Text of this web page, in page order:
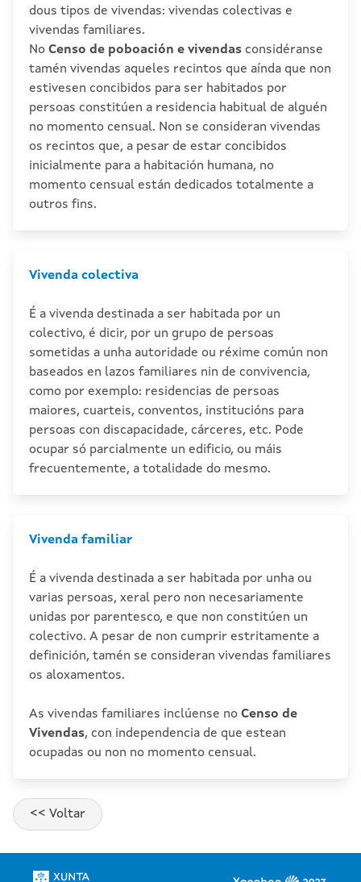
dous tipos de vivendas: vivendas colectivas e
vivendas familiares.
No Censo de poboación e vivendas considéranse
tamén vivendas aqueles recintos que aínda que non
estivesen concibidos para ser habitados por
persoas constitúen a residencia habitual de alguén
no momento censual. Non se consideran vivendas
os recintos que, a pesar de estar concibidos
inicialmente para a habitación humana, no
momento censual están dedicados totalmente a
outros fins.
Vivenda colectiva
É a vivenda destinada a ser habitada por un
colectivo, é dicir, por un grupo de persoas
sometidas a unha autoridade ou réxime común non
baseados en lazos familiares nin de convivencia,
como por exemplo: residencias de persoas
maiores, cuarteis, conventos, institucións para
persoas con discapacidade, cárceres, etc. Pode
ocupar só parcialmente un edificio, ou máis
frecuentemente, a totalidade do mesmo.
Vivenda familiar
É a vivenda destinada a ser habitada por unha ou
varias persoas, xeral pero non necesariamente
unidas por parentesco, e que non constitúen un
colectivo. A pesar de non cumprir estritamente a
definición, tamén se consideran vivendas familiares
os aloxamentos.
As vivendas familiares inclúense no Censo de
Vivendas, con independencia de que estean
ocupadas ou non no momento censual.